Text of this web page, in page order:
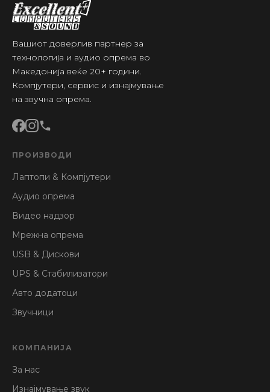
Вашиот доверлив партнер за
технологија и аудио опрема во
Македонија веќе 20+ години.
Компјутери, сервис и изнајмување
на звучна опрема.
ПРОИЗВОДИ
Лаптопи & Компјутери
Аудио опрема
Видео надзор
Мрежна опрема
USB & Дискови
UPS & Стабилизатори
Авто додатоци
Звучници
КОМПАНИЈА
За нас
Изнајмување звук